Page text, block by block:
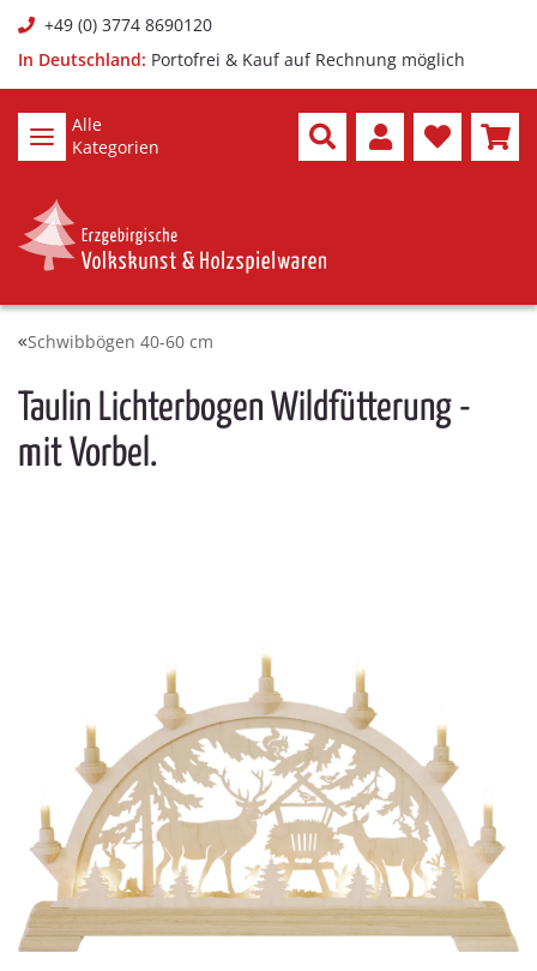
+49 (0) 3774 8690120
In Deutschland: Portofrei & Kauf auf Rechnung möglich
Alle
Kategorien
Schwibbögen 40-60 cm
Taulin Lichterbogen Wildfütterung -
mit Vorbel.